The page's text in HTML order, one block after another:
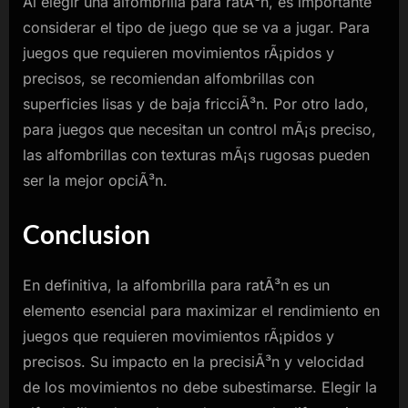
considerar el tipo de juego que se va a jugar. Para
juegos que requieren movimientos rÃ¡pidos y
precisos, se recomiendan alfombrillas con
superficies lisas y de baja fricciÃ³n. Por otro lado,
para juegos que necesitan un control mÃ¡s preciso,
las alfombrillas con texturas mÃ¡s rugosas pueden
ser la mejor opciÃ³n.
Conclusion
En definitiva, la alfombrilla para ratÃ³n es un
elemento esencial para maximizar el rendimiento en
juegos que requieren movimientos rÃ¡pidos y
precisos. Su impacto en la precisiÃ³n y velocidad
de los movimientos no debe subestimarse. Elegir la